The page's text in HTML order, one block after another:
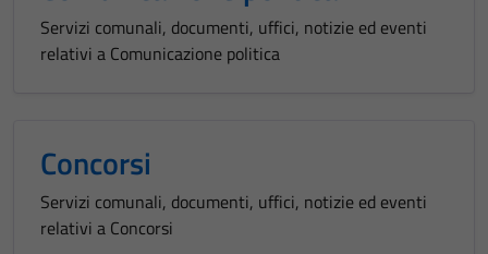
Servizi comunali, documenti, uffici, notizie ed eventi
relativi a Comunicazione politica
Concorsi
Servizi comunali, documenti, uffici, notizie ed eventi
relativi a Concorsi